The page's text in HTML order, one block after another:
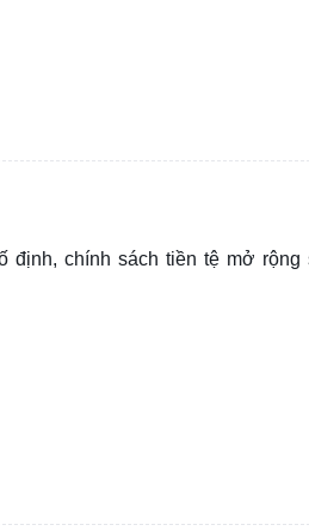
định, chính sách tiền tệ mở